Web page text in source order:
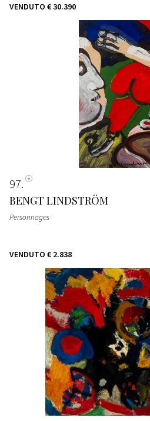
VENDUTO € 30.390
97
BENGT LINDSTRÖM
Personnages
VENDUTO € 2.838